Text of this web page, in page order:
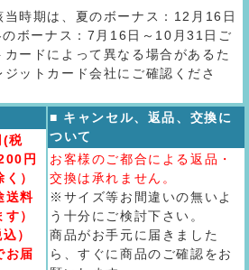
時期は、夏のボーナス：12月16日
ボーナス：7月16日～10月31日ご
ードによって異なる場合があるた
ットカード会社にご確認くださ
(税
円
）
送料
）
）
お届
■ キャンセル、返品、交換に
ついて
お客様のご都合による返品・
交換は承れません。
※サイズ等お間違いの無いよ
う十分にご検討下さい。
商品がお手元に届きました
ら、すぐに商品のご確認をお